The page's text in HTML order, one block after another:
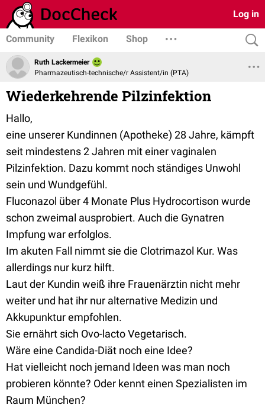
Log in
Community Flexikon Shop
Ruth Lackermeier
Pharmazeutisch-technische/r Assistent/in (PTA)
Wiederkehrende Pilzinfektion
Hallo,
eine unserer Kundinnen (Apotheke) 28 Jahre, kämpft
seit mindestens 2 Jahren mit einer vaginalen
Pilzinfektion. Dazu kommt noch ständiges Unwohl
sein und Wundgefühl.
Fluconazol über 4 Monate Plus Hydrocortison wurde
schon zweimal ausprobiert. Auch die Gynatren
Impfung war erfolglos.
Im akuten Fall nimmt sie die Clotrimazol Kur. Was
allerdings nur kurz hilft.
Laut der Kundin weiß ihre Frauenärztin nicht mehr
weiter und hat ihr nur alternative Medizin und
Akkupunktur empfohlen.
Sie ernährt sich Ovo-lacto Vegetarisch.
Wäre eine Candida-Diät noch eine Idee?
Hat vielleicht noch jemand Ideen was man noch
probieren könnte? Oder kennt einen Spezialisten im
Raum München?